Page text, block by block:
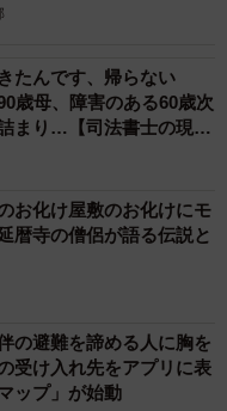
たんです、帰らない
歳母、障害のある60歳次
まり…【司法書士の現場
お化け屋敷のお化けにモ
寺の僧侶が語る伝説と
の避難を諦める人に胸を
け入れ先をアプリに表
ップ」が始動